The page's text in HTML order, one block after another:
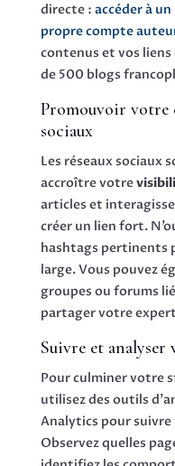
directe : accéder à
propre compte
contenus et vos
de 500 blogs
Promouvoir votre
sociaux
Les réseaux sociaux
accroître votre
articles et
créer un lien fort.
hashtags pertinents
large. Vous pouvez
groupes ou forums
partager votre
Suivre et analyser
Pour culminer votre
utilisez des outils
Analytics pour suivre
Observez quelles